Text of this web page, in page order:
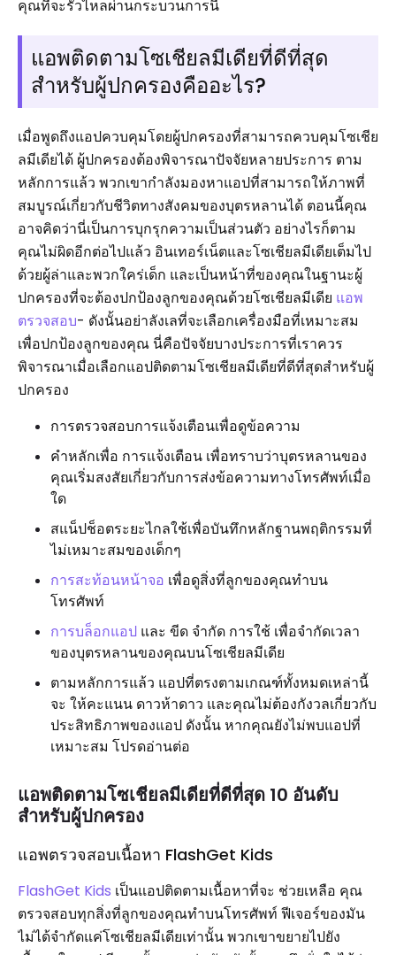
คุณที่จะรั่วไหลผ่านกระบวนการนี้
แอพติดตามโซเชียลมีเดียที่ดีที่สุด
สำหรับผู้ปกครองคืออะไร?
เมื่อพูดถึงแอปควบคุมโดยผู้ปกครองที่สามารถควบคุมโซเชีย
ลมีเดียได้ ผู้ปกครองต้องพิจารณาปัจจัยหลายประการ ตาม
หลักการแล้ว พวกเขากำลังมองหาแอปที่สามารถให้ภาพที่
สมบูรณ์เกี่ยวกับชีวิตทางสังคมของบุตรหลานได้ ตอนนี้คุณ
อาจคิดว่านี่เป็นการบุกรุกความเป็นส่วนตัว อย่างไรก็ตาม
คุณไม่ผิดอีกต่อไปแล้ว อินเทอร์เน็ตและโซเชียลมีเดียเต็มไป
ด้วยผู้ล่าและพวกใคร่เด็ก และเป็นหน้าที่ของคุณในฐานะผู้
ปกครองที่จะต้องปกป้องลูกของคุณด้วยโซเชียลมีเดีย แอพ
ตรวจสอบ- ดังนั้นอย่าลังเลที่จะเลือกเครื่องมือที่เหมาะสม
เพื่อปกป้องลูกของคุณ นี่คือปัจจัยบางประการที่เราควร
พิจารณาเมื่อเลือกแอปติดตามโซเชียลมีเดียที่ดีที่สุดสำหรับผู้
ปกครอง
การตรวจสอบการแจ้งเตือนเพื่อดูข้อความ
คำหลักเพื่อ การแจ้งเตือน เพื่อทราบว่าบุตรหลานของ
คุณเริ่มสงสัยเกี่ยวกับการส่งข้อความทางโทรศัพท์เมื่อ
ใด
สแน็ปช็อตระยะไกลใช้เพื่อบันทึกหลักฐานพฤติกรรมที่
ไม่เหมาะสมของเด็กๆ
การสะท้อนหน้าจอ เพื่อดูสิ่งที่ลูกของคุณทำบน
โทรศัพท์
การบล็อกแอป และ ขีด จำกัด การใช้ เพื่อจำกัดเวลา
ของบุตรหลานของคุณบนโซเชียลมีเดีย
ตามหลักการแล้ว แอปที่ตรงตามเกณฑ์ทั้งหมดเหล่านี้
จะ ให้คะแนน ดาวห้าดาว และคุณไม่ต้องกังวลเกี่ยวกับ
ประสิทธิภาพของแอป ดังนั้น หากคุณยังไม่พบแอปที่
เหมาะสม โปรดอ่านต่อ
แอพติดตามโซเชียลมีเดียที่ดีที่สุด 10 อันดับ
สำหรับผู้ปกครอง
แอพตรวจสอบเนื้อหา FlashGet Kids
FlashGet Kids เป็นแอปติดตามเนื้อหาที่จะ ช่วยเหลือ คุณ
ตรวจสอบทุกสิ่งที่ลูกของคุณทำบนโทรศัพท์ ฟีเจอร์ของมัน
ไม่ได้จำกัดแค่โซเชียลมีเดียเท่านั้น พวกเขาขยายไปยัง